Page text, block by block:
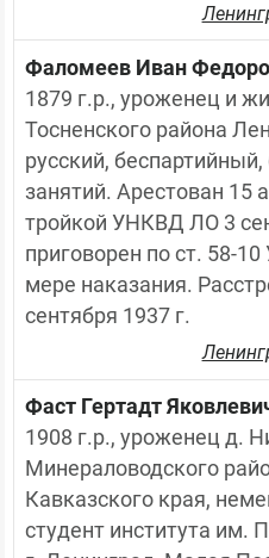
Фаломеев Иван
1879 г.р., уроженец и
Тосненского района
русский,
занятий. Арестован 15
тройкой УНКВД ЛО 3
приговорен по ст. 58-
мере наказания.
сентября 1937 г.
Фаст Гертадт
1908 г.р., уроженец д.
Минераловодского
Кавказского края,
студент института им.